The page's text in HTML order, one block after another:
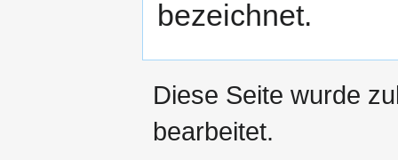
bezeichnet.
Diese Seite wurde
bearbeitet.